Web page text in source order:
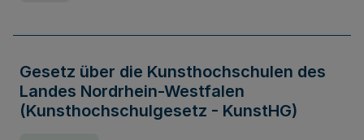
Gesetz über die Kunsthochschulen des
Landes Nordrhein-Westfalen
(Kunsthochschulgesetz - KunstHG)